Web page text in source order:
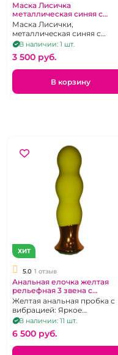
Маска Лисичка
металлическая синяя с
черными бусинами
Маска Лисички,
металлическая синяя с
черными бусинами
В наличии: 1 шт.
3 500 pуб.
В корзину
ХИТ
5.0 1 отзыв
Анальная елочка желтая
рельефная 3 звена с
кристаллом
Желтая анальная пробка с
вибрацией: Яркое
удовольствие и новые
В наличии: 11 шт.
6 500 pуб.